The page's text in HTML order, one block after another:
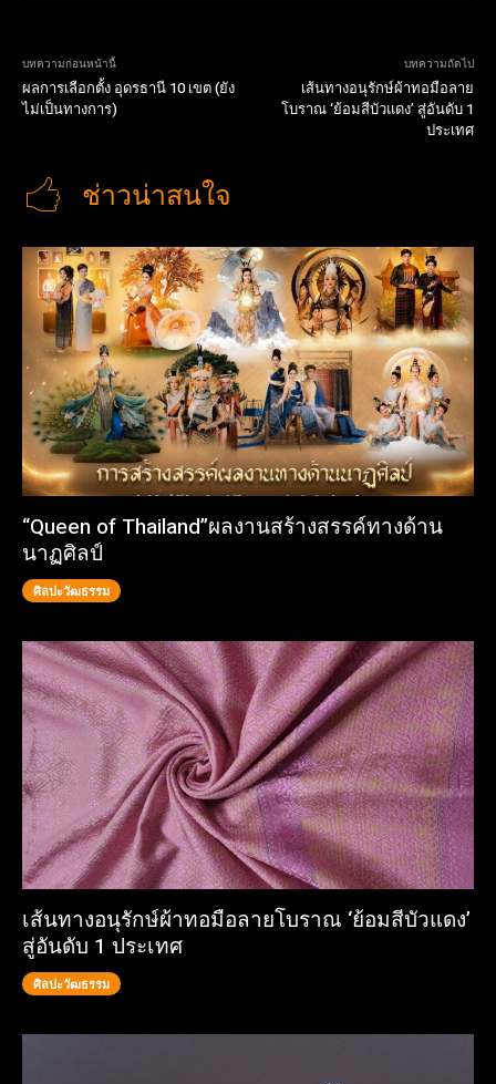
บทความก่อนหน้านี้
ผลการเลือกตั้ง อุดรธานี 10 เขต (ยัง
ไม่เป็นทางการ)
บทความถัดไป
เส้นทางอนุรักษ์ผ้าทอมือลาย
โบราณ ‘ย้อมสีบัวแดง’ สู่อันดับ 1
ประเทศ
ช่าวน่าสนใจ
“Queen of Thailand”ผลงานสร้างสรรค์ทางด้าน
นาฏศิลป์
ศิลปะวัฒธรรม
เส้นทางอนุรักษ์ผ้าทอมือลายโบราณ ‘ย้อมสีบัวแดง’
สู่อันดับ 1 ประเทศ
ศิลปะวัฒธรรม